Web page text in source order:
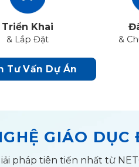
Triển Khai
& Lắp Đặt &
Tư Vấn Dự Án
GIÁO
pháp tiên tiến nhất từ